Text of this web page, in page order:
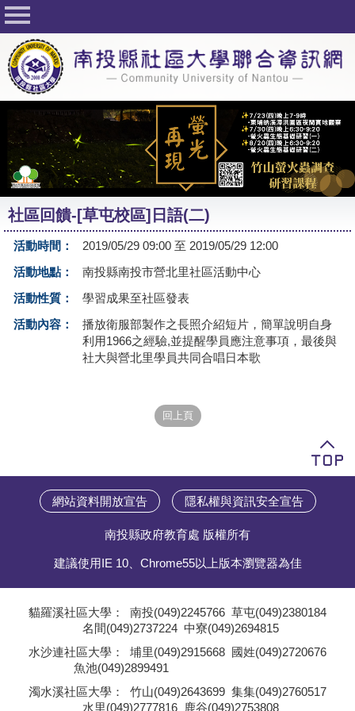
回首頁
關於社大
公佈欄
行事曆
最新活動
活動花絮
課程一覽表
志工與社團
友站連結
社區回饋-[草屯校區]日語(二)
活動時間：
2019/05/29 09:00 至 2019/05/29 12:00
活動地點：
南投縣南投市營北里社區活動中心
活動性質：
學習成果至社區發表
活動內容：
播放衛服部製作之長照介紹短片，簡單說明自身
利用1966之經驗,並提醒學員應注意事項，最後與
社大與營北里學員共同合唱日本歌
網站資料開放宣告 隱私權與資訊安全宣告
南投縣政府教育處 版權所有
建議使用IE 10、Chrome55以上版本瀏覽器為佳
貓羅溪社區大學： 南投(049)2245766 草屯(049)2380184
名間(049)2737224 中寮(049)2694815
水沙連社區大學： 埔里(049)2915668 國姓(049)2720676
魚池(049)2899491
濁水溪社區大學： 竹山(049)2643699 集集(049)2760517
水里(049)2777816 鹿谷(049)2753808